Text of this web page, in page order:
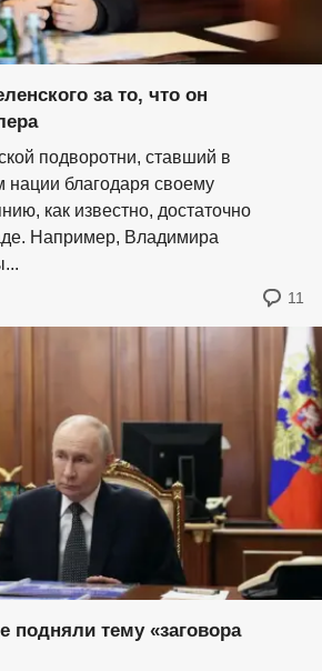
за то, что он
подворотни, ставший в
нации благодаря своему
как известно, достаточно
Например, Владимира
11
подняли тему «заговора